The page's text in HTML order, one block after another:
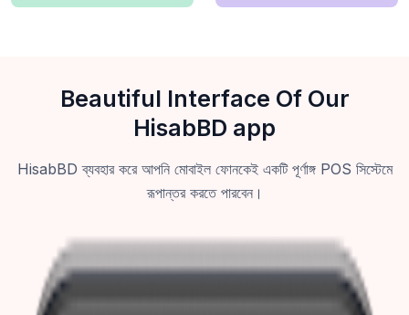
Beautiful Interface Of Our
HisabBD app
HisabBD ব্যবহার করে আপনি মোবাইল ফোনকেই একটি পূর্ণাঙ্গ POS সিস্টেমে
রূপান্তর করতে পারবেন।